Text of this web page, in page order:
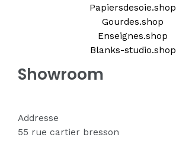
Papiersdesoie.shop
Gourdes.shop
Enseignes.shop
Blanks-studio.shop
Showroom
Addresse
55 rue cartier bresson